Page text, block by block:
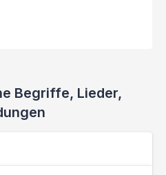
Begriffe, Lieder,